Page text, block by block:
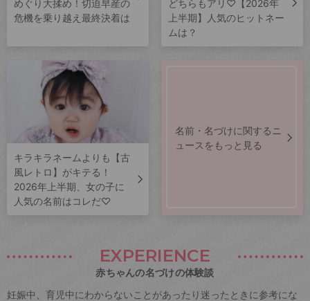
めぐり大揉め！切迫早産の
危機を乗り越え最終決着は
どちらもアリ♡【2026年
上半期】人気のヒットネー
ムは？
キラキラネームよりも【古
風レトロ】がキテる！
2026年上半期、女の子に
人気の名前はコレだ♡
名前・名づけに関するニ
ュースをもっと見る
EXPERIENCE
赤ちゃんの名づけの体験談
妊娠中、育児中にわからないことがあったり迷ったときに参考にな